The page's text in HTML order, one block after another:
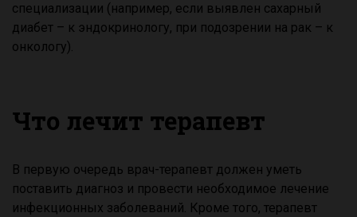
специализации (например, если выявлен сахарный
диабет – к эндокринологу, при подозрении на рак – к
онкологу).
Что лечит терапевт
В первую очередь врач-терапевт должен уметь
поставить диагноз и провести необходимое лечение
инфекционных заболеваний. Кроме того, терапевт